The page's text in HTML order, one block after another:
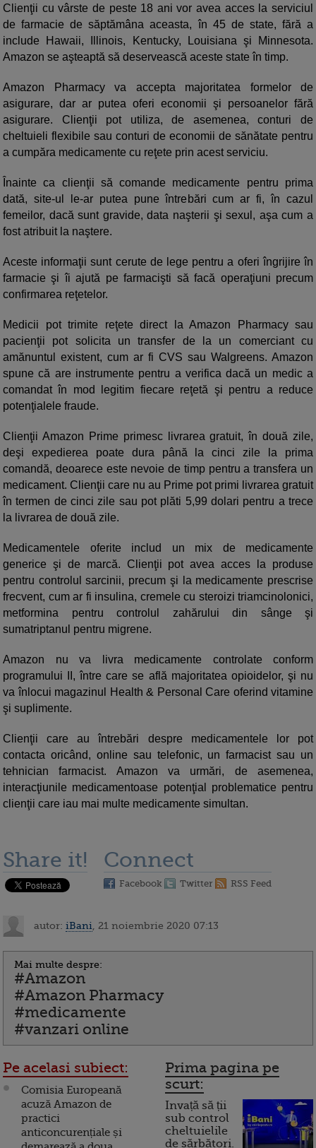
Clienţii cu vârste de peste 18 ani vor avea acces la serviciul
de farmacie de săptămâna aceasta, în 45 de state, fără a
include Hawaii, Illinois, Kentucky, Louisiana şi Minnesota.
Amazon se aşteaptă să deservească aceste state în timp.
Amazon Pharmacy va accepta majoritatea formelor de
asigurare, dar ar putea oferi economii şi persoanelor fără
asigurare. Clienţii pot utiliza, de asemenea, conturi de
cheltuieli flexibile sau conturi de economii de sănătate pentru
a cumpăra medicamente cu reţete prin acest serviciu.
Înainte ca clienţii să comande medicamente pentru prima
dată, site-ul le-ar putea pune întrebări cum ar fi, în cazul
femeilor, dacă sunt gravide, data naşterii şi sexul, aşa cum a
fost atribuit la naştere.
Aceste informaţii sunt cerute de lege pentru a oferi îngrijire în
farmacie şi îi ajută pe farmacişti să facă operaţiuni precum
confirmarea reţetelor.
Medicii pot trimite reţete direct la Amazon Pharmacy sau
pacienţii pot solicita un transfer de la un comerciant cu
amănuntul existent, cum ar fi CVS sau Walgreens. Amazon
spune că are instrumente pentru a verifica dacă un medic a
comandat în mod legitim fiecare reţetă şi pentru a reduce
potenţialele fraude.
Clienţii Amazon Prime primesc livrarea gratuit, în două zile,
deşi expedierea poate dura până la cinci zile la prima
comandă, deoarece este nevoie de timp pentru a transfera un
medicament. Clienţii care nu au Prime pot primi livrarea gratuit
în termen de cinci zile sau pot plăti 5,99 dolari pentru a trece
la livrarea de două zile.
Medicamentele oferite includ un mix de medicamente
generice şi de marcă. Clienţii pot avea acces la produse
pentru controlul sarcinii, precum şi la medicamente prescrise
frecvent, cum ar fi insulina, cremele cu steroizi triamcinolonici,
metformina pentru controlul zahărului din sânge şi
sumatriptanul pentru migrene.
Amazon nu va livra medicamente controlate conform
programului II, între care se află majoritatea opioidelor, şi nu
va înlocui magazinul Health & Personal Care oferind vitamine
şi suplimente.
Clienţii care au întrebări despre medicamentele lor pot
contacta oricând, online sau telefonic, un farmacist sau un
tehnician farmacist. Amazon va urmări, de asemenea,
interacţiunile medicamentoase potenţial problematice pentru
clienţii care iau mai multe medicamente simultan.
Share it! Connect
Facebook Twitter RSS Feed
autor: iBani , 21 noiembrie 2020 07:13
Mai multe despre:
#Amazon
#Amazon Pharmacy
#medicamente
#vanzari online
Pe acelasi subiect:
Comisia Europeană
acuză Amazon de
practici
anticoncurențiale și
Prima pagina pe
scurt:
Invață să ții
sub control
cheltuielile
de sărbători.